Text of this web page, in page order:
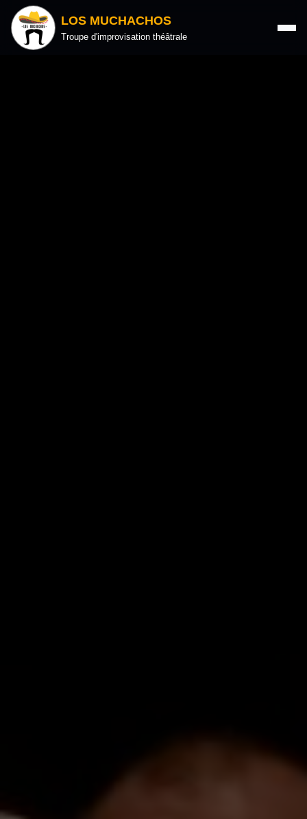
LOS MUCHACHOS
Troupe d'improvisation théâtrale